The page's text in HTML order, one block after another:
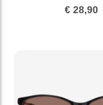
€ 28,90